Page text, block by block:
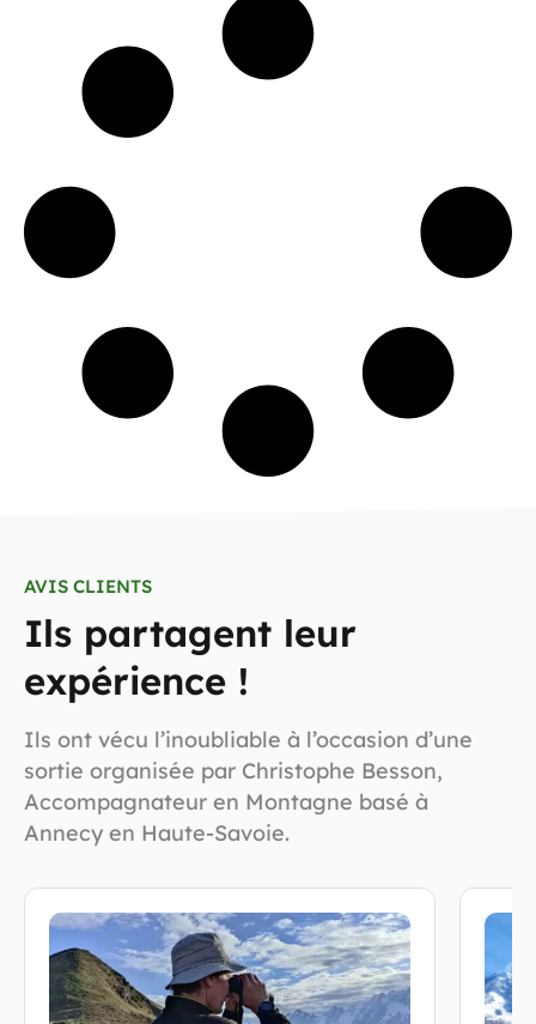
AVIS CLIENTS
Ils partagent leur
expérience !
Ils ont vécu l’inoubliable à l’occasion d’une
sortie organisée par Christophe Besson,
Accompagnateur en Montagne basé à
Annecy en Haute-Savoie.